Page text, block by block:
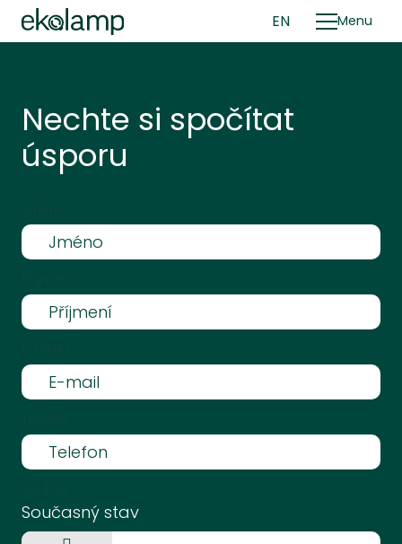
Menu
CZ
EN
Nechte si spočítat
úsporu
Současný stav